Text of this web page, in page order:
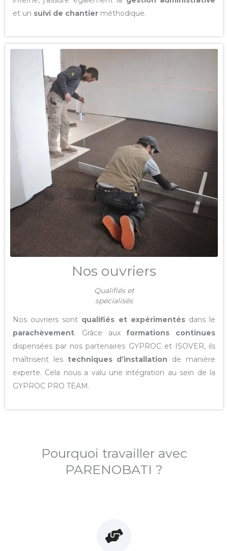
et un suivi de chantier méthodique.
Nos ouvriers
Qualifiés et
spécialisés
Nos ouvriers sont qualifiés et expérimentésdans le
parachèvement. Grâce aux formations continues
dispensées par nos partenaires GYPROC et ISOVER, ils
maîtrisent les techniques d’installation de manière
experte. Cela nous a valu une intégration au sein de la
GYPROC PRO TEAM.
Pourquoi travailler avec
PARENOBATI ?